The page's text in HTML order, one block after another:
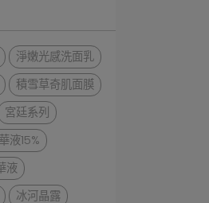
淨嫩光感洗面乳
積雪草奇肌面膜
宮廷系列
液15%
液
冰河晶露